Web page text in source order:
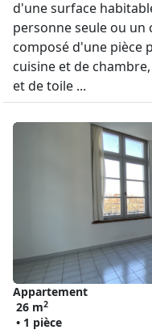
d'une surface
personne seule ou un
composé d'une pièce
cuisine et de
et de toile ...
Appartement
26 m2
• 1 pièce